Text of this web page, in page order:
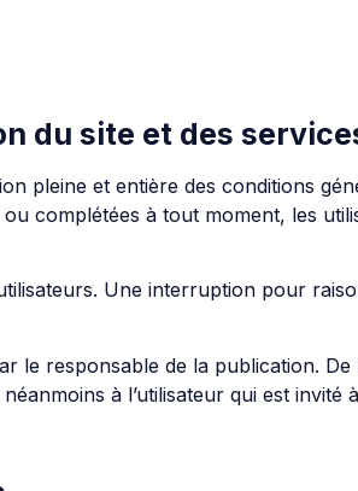
du site et des
pleine et entière des conditions
complétées à tout moment, les
Une interruption pour
le responsable de la publication.
à l’utilisateur qui est